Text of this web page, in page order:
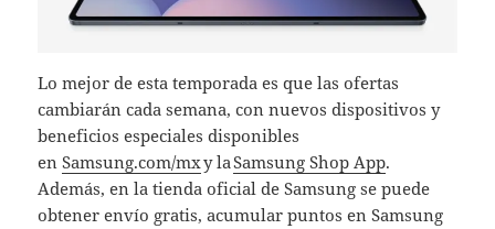
Lo mejor de esta temporada es que las ofertas
cambiarán cada semana, con nuevos dispositivos y
beneficios especiales disponibles
enSamsung.com/mxy laSamsung Shop App.
Además, en la tienda oficial de Samsung se puede
obtener envío gratis, acumular puntos en Samsung